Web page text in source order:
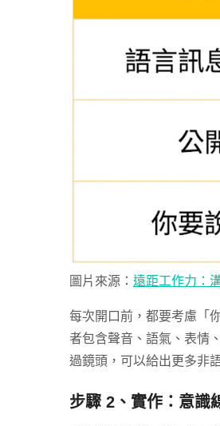
圖片來源： 遠距工作力：
每次開口前，都要考慮「
者包含聲音、語氣、表情
過鏡頭，可以給出更多非
步驟 2、實作：意識